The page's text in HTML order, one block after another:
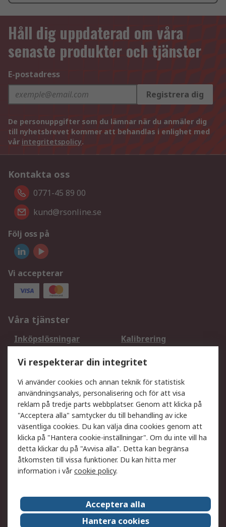
Håll dig uppdaterad om våra
senaste produkter och tjänster
E-postadress
Registrera dig
De personuppgifter som du lämnar när du anmäler dig
till nyhetsbrevet kommer att behandlas i enlighet med
vår integritetspolicy.
Kontakta oss
0771-45 89 00
kund@rsonline.se
Följ oss på
Vi accepterar
Våra tjänster
Inköpslösningar
Kalibrering
DesignSpark
Teknisk Support
Ditt lokala säljteam
Exportlösningar
Support
Få hjälp
Retur av varor
Leverans
Spåra din order
Begär en fakturakopi
Fördelar med RS-konto
Betalningsalternativ
Om RS
Försäljningsvillkor
Vi respekterar din integritet
Vi använder cookies och annan teknik för statistisk
användningsanalys, personalisering och för att visa
reklam på tredje parts webbplatser. Genom att klicka på
"Acceptera alla" samtycker du till behandling av icke
väsentliga cookies. Du kan välja dina cookies genom att
klicka på "Hantera cookie-inställningar". Om du inte vill ha
detta klickar du på "Avvisa alla". Detta kan begränsa
åtkomsten till vissa funktioner. Du kan hitta mer
information i vårcookie policy.
Acceptera alla
Hantera cookies